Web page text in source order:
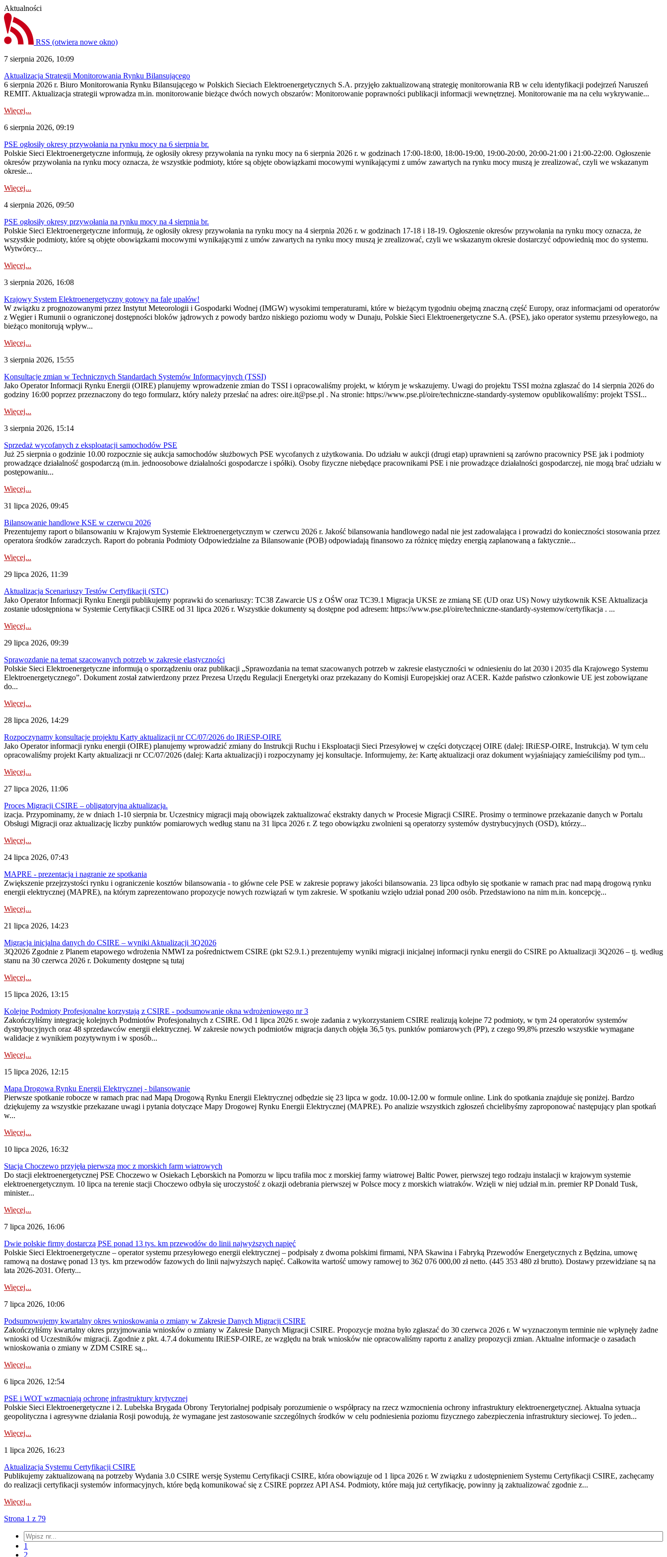
Aktualności
RSS (otwiera nowe okno)
7 sierpnia 2026, 10:09
Aktualizacja Strategii Monitorowania Rynku Bilansującego
6 sierpnia 2026 r. Biuro Monitorowania Rynku Bilansującego w Polskich Sieciach Elektroenergetycznych S.A. przyjęło zaktualizowaną strategię monitorowania RB w celu identyfikacji podejrzeń Naruszeń
REMIT. Aktualizacja strategii wprowadza m.in. monitorowanie bieżące dwóch nowych obszarów: Monitorowanie poprawności publikacji informacji wewnętrznej. Monitorowanie ma na celu wykrywanie...
Więcej...
6 sierpnia 2026, 09:19
PSE ogłosiły okresy przywołania na rynku mocy na 6 sierpnia br.
Polskie Sieci Elektroenergetyczne informują, że ogłosiły okresy przywołania na rynku mocy na 6 sierpnia 2026 r. w godzinach 17:00-18:00, 18:00-19:00, 19:00-20:00, 20:00-21:00 i 21:00-22:00. Ogłoszenie
okresów przywołania na rynku mocy oznacza, że wszystkie podmioty, które są objęte obowiązkami mocowymi wynikającymi z umów zawartych na rynku mocy muszą je zrealizować, czyli we wskazanym
okresie...
Więcej...
4 sierpnia 2026, 09:50
PSE ogłosiły okresy przywołania na rynku mocy na 4 sierpnia br.
Polskie Sieci Elektroenergetyczne informują, że ogłosiły okresy przywołania na rynku mocy na 4 sierpnia 2026 r. w godzinach 17-18 i 18-19. Ogłoszenie okresów przywołania na rynku mocy oznacza, że
wszystkie podmioty, które są objęte obowiązkami mocowymi wynikającymi z umów zawartych na rynku mocy muszą je zrealizować, czyli we wskazanym okresie dostarczyć odpowiednią moc do systemu.
Wytwórcy...
Więcej...
3 sierpnia 2026, 16:08
Krajowy System Elektroenergetyczny gotowy na falę upałów!
W związku z prognozowanymi przez Instytut Meteorologii i Gospodarki Wodnej (IMGW) wysokimi temperaturami, które w bieżącym tygodniu obejmą znaczną część Europy, oraz informacjami od operatorów
z Węgier i Rumunii o ograniczonej dostępności bloków jądrowych z powody bardzo niskiego poziomu wody w Dunaju, Polskie Sieci Elektroenergetyczne S.A. (PSE), jako operator systemu przesyłowego, na
bieżąco monitorują wpływ...
Więcej...
3 sierpnia 2026, 15:55
Konsultacje zmian w Technicznych Standardach Systemów Informacyjnych (TSSI)
Jako Operator Informacji Rynku Energii (OIRE) planujemy wprowadzenie zmian do TSSI i opracowaliśmy projekt, w którym je wskazujemy. Uwagi do projektu TSSI można zgłaszać do 14 sierpnia 2026 do
godziny 16:00 poprzez przeznaczony do tego formularz, który należy przesłać na adres: oire.it@pse.pl . Na stronie: https://www.pse.pl/oire/techniczne-standardy-systemow opublikowaliśmy: projekt TSSI...
Więcej...
3 sierpnia 2026, 15:14
Sprzedaż wycofanych z eksploatacji samochodów PSE
Już 25 sierpnia o godzinie 10.00 rozpocznie się aukcja samochodów służbowych PSE wycofanych z użytkowania. Do udziału w aukcji (drugi etap) uprawnieni są zarówno pracownicy PSE jak i podmioty
prowadzące działalność gospodarczą (m.in. jednoosobowe działalności gospodarcze i spółki). Osoby fizyczne niebędące pracownikami PSE i nie prowadzące działalności gospodarczej, nie mogą brać udziału w
postępowaniu...
Więcej...
31 lipca 2026, 09:45
Bilansowanie handlowe KSE w czerwcu 2026
Prezentujemy raport o bilansowaniu w Krajowym Systemie Elektroenergetycznym w czerwcu 2026 r. Jakość bilansowania handlowego nadal nie jest zadowalająca i prowadzi do konieczności stosowania przez
operatora środków zaradczych. Raport do pobrania Podmioty Odpowiedzialne za Bilansowanie (POB) odpowiadają finansowo za różnicę między energią zaplanowaną a faktycznie...
Więcej...
29 lipca 2026, 11:39
Aktualizacja Scenariuszy Testów Certyfikacji (STC)
Jako Operator Informacji Rynku Energii publikujemy poprawki do scenariuszy: TC38 Zawarcie US z OŚW oraz TC39.1 Migracja UKSE ze zmianą SE (UD oraz US) Nowy użytkownik KSE Aktualizacja
zostanie udostępniona w Systemie Certyfikacji CSIRE od 31 lipca 2026 r. Wszystkie dokumenty są dostępne pod adresem: https://www.pse.pl/oire/techniczne-standardy-systemow/certyfikacja . ...
Więcej...
29 lipca 2026, 09:39
Sprawozdanie na temat szacowanych potrzeb w zakresie elastyczności
Polskie Sieci Elektroenergetyczne informują o sporządzeniu oraz publikacji „Sprawozdania na temat szacowanych potrzeb w zakresie elastyczności w odniesieniu do lat 2030 i 2035 dla Krajowego Systemu
Elektroenergetycznego”. Dokument został zatwierdzony przez Prezesa Urzędu Regulacji Energetyki oraz przekazany do Komisji Europejskiej oraz ACER. Każde państwo członkowie UE jest zobowiązane
do...
Więcej...
28 lipca 2026, 14:29
Rozpoczynamy konsultacje projektu Karty aktualizacji nr CC/07/2026 do IRiESP-OIRE
Jako Operator informacji rynku energii (OIRE) planujemy wprowadzić zmiany do Instrukcji Ruchu i Eksploatacji Sieci Przesyłowej w części dotyczącej OIRE (dalej: IRiESP-OIRE, Instrukcja). W tym celu
opracowaliśmy projekt Karty aktualizacji nr CC/07/2026 (dalej: Karta aktualizacji) i rozpoczynamy jej konsultacje. Informujemy, że: Kartę aktualizacji oraz dokument wyjaśniający zamieściliśmy pod tym...
Więcej...
27 lipca 2026, 11:06
Proces Migracji CSIRE – obligatoryjna aktualizacja.
izacja. Przypominamy, że w dniach 1-10 sierpnia br. Uczestnicy migracji mają obowiązek zaktualizować ekstrakty danych w Procesie Migracji CSIRE. Prosimy o terminowe przekazanie danych w Portalu
Obsługi Migracji oraz aktualizację liczby punktów pomiarowych według stanu na 31 lipca 2026 r. Z tego obowiązku zwolnieni są operatorzy systemów dystrybucyjnych (OSD), którzy...
Więcej...
24 lipca 2026, 07:43
MAPRE - prezentacja i nagranie ze spotkania
Zwiększenie przejrzystości rynku i ograniczenie kosztów bilansowania - to główne cele PSE w zakresie poprawy jakości bilansowania. 23 lipca odbyło się spotkanie w ramach prac nad mapą drogową rynku
energii elektrycznej (MAPRE), na którym zaprezentowano propozycje nowych rozwiązań w tym zakresie. W spotkaniu wzięło udział ponad 200 osób. Przedstawiono na nim m.in. koncepcję...
Więcej...
21 lipca 2026, 14:23
Migracja inicjalna danych do CSIRE – wyniki Aktualizacji 3Q2026
3Q2026 Zgodnie z Planem etapowego wdrożenia NMWI za pośrednictwem CSIRE (pkt S2.9.1.) prezentujemy wyniki migracji inicjalnej informacji rynku energii do CSIRE po Aktualizacji 3Q2026 – tj. według
stanu na 30 czerwca 2026 r. Dokumenty dostępne są tutaj
Więcej...
15 lipca 2026, 13:15
Kolejne Podmioty Profesjonalne korzystają z CSIRE - podsumowanie okna wdrożeniowego nr 3
Zakończyliśmy integrację kolejnych Podmiotów Profesjonalnych z CSIRE. Od 1 lipca 2026 r. swoje zadania z wykorzystaniem CSIRE realizują kolejne 72 podmioty, w tym 24 operatorów systemów
dystrybucyjnych oraz 48 sprzedawców energii elektrycznej. W zakresie nowych podmiotów migracja danych objęła 36,5 tys. punktów pomiarowych (PP), z czego 99,8% przeszło wszystkie wymagane
walidacje z wynikiem pozytywnym i w sposób...
Więcej...
15 lipca 2026, 12:15
Mapa Drogowa Rynku Energii Elektrycznej - bilansowanie
Pierwsze spotkanie robocze w ramach prac nad Mapą Drogową Rynku Energii Elektrycznej odbędzie się 23 lipca w godz. 10.00-12.00 w formule online. Link do spotkania znajduje się poniżej. Bardzo
dziękujemy za wszystkie przekazane uwagi i pytania dotyczące Mapy Drogowej Rynku Energii Elektrycznej (MAPRE). Po analizie wszystkich zgłoszeń chcielibyśmy zaproponować następujący plan spotkań
w...
Więcej...
10 lipca 2026, 16:32
Stacja Choczewo przyjęła pierwszą moc z morskich farm wiatrowych
Do stacji elektroenergetycznej PSE Choczewo w Osiekach Lęborskich na Pomorzu w lipcu trafiła moc z morskiej farmy wiatrowej Baltic Power, pierwszej tego rodzaju instalacji w krajowym systemie
elektroenergetycznym. 10 lipca na terenie stacji Choczewo odbyła się uroczystość z okazji odebrania pierwszej w Polsce mocy z morskich wiatraków. Wzięli w niej udział m.in. premier RP Donald Tusk,
minister...
Więcej...
7 lipca 2026, 16:06
Dwie polskie firmy dostarczą PSE ponad 13 tys. km przewodów do linii najwyższych napięć
Polskie Sieci Elektroenergetyczne – operator systemu przesyłowego energii elektrycznej – podpisały z dwoma polskimi firmami, NPA Skawina i Fabryką Przewodów Energetycznych z Będzina, umowę
ramową na dostawę ponad 13 tys. km przewodów fazowych do linii najwyższych napięć. Całkowita wartość umowy ramowej to 362 076 000,00 zł netto. (445 353 480 zł brutto). Dostawy przewidziane są na
lata 2026-2031. Oferty...
Więcej...
7 lipca 2026, 10:06
Podsumowujemy kwartalny okres wnioskowania o zmiany w Zakresie Danych Migracji CSIRE
Zakończyliśmy kwartalny okres przyjmowania wniosków o zmiany w Zakresie Danych Migracji CSIRE. Propozycje można było zgłaszać do 30 czerwca 2026 r. W wyznaczonym terminie nie wpłynęły żadne
wnioski od Uczestników migracji. Zgodnie z pkt. 4.7.4 dokumentu IRiESP-OIRE, ze względu na brak wniosków nie opracowaliśmy raportu z analizy propozycji zmian. Aktualne informacje o zasadach
wnioskowania o zmiany w ZDM CSIRE są...
Więcej...
6 lipca 2026, 12:54
PSE i WOT wzmacniają ochronę infrastruktury krytycznej
Polskie Sieci Elektroenergetyczne i 2. Lubelska Brygada Obrony Terytorialnej podpisały porozumienie o współpracy na rzecz wzmocnienia ochrony infrastruktury elektroenergetycznej. Aktualna sytuacja
geopolityczna i agresywne działania Rosji powodują, że wymagane jest zastosowanie szczególnych środków w celu podniesienia poziomu fizycznego zabezpieczenia infrastruktury sieciowej. To jeden...
Więcej...
1 lipca 2026, 16:23
Aktualizacja Systemu Certyfikacji CSIRE
Publikujemy zaktualizowaną na potrzeby Wydania 3.0 CSIRE wersję Systemu Certyfikacji CSIRE, która obowiązuje od 1 lipca 2026 r. W związku z udostępnieniem Systemu Certyfikacji CSIRE, zachęcamy
do realizacji certyfikacji systemów informacyjnych, które będą komunikować się z CSIRE poprzez API AS4. Podmioty, które mają już certyfikację, powinny ją zaktualizować zgodnie z...
Więcej...
Strona 1 z 79
1
2